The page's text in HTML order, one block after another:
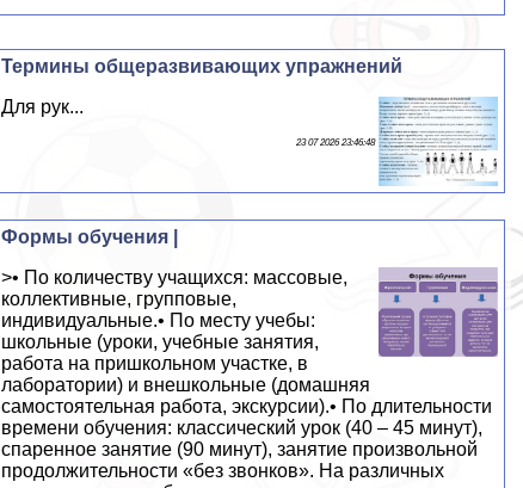
Термины общеразвивающих упражнений
Для рук...
23 07 2026 23:46:48
Формы обучения |
>• По количеству учащихся: массовые,
коллективные, групповые,
индивидуальные.• По месту учебы:
школьные (уроки, учебные занятия,
работа на пришкольном участке, в
лаборатории) и внешкольные (домашняя
самостоятельная работа, экскурсии).• По длительности
времени обучения: классический урок (40 – 45 минут),
спаренное занятие (90 минут), занятие произвольной
продолжительности «без звонков». На различных